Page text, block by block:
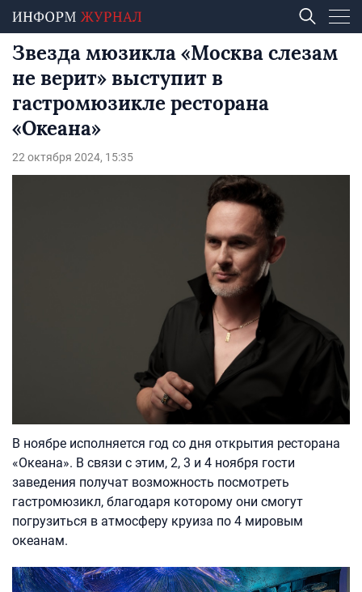
Звезда мюзикла «Москва слезам
не верит» выступит в
гастромюзикле ресторана
«Океана»
22 октября 2024, 15:35
В ноябре исполняется год со дня открытия ресторана
«Океана». В связи с этим, 2, 3 и 4 ноября гости
заведения получат возможность посмотреть
гастромюзикл, благодаря которому они смогут
погрузиться в атмосферу круиза по 4 мировым
океанам.